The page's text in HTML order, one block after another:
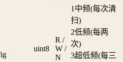
uint8
R /
W /
N
1 中频(每次清
扫)
2低频(每两
次)
3超低频(每三